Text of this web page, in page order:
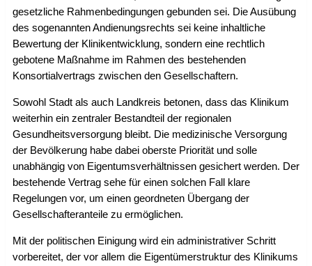
gesetzliche Rahmenbedingungen gebunden sei. Die Ausübung
des sogenannten Andienungsrechts sei keine inhaltliche
Bewertung der Klinikentwicklung, sondern eine rechtlich
gebotene Maßnahme im Rahmen des bestehenden
Konsortialvertrags zwischen den Gesellschaftern.
Sowohl Stadt als auch Landkreis betonen, dass das Klinikum
weiterhin ein zentraler Bestandteil der regionalen
Gesundheitsversorgung bleibt. Die medizinische Versorgung
der Bevölkerung habe dabei oberste Priorität und solle
unabhängig von Eigentumsverhältnissen gesichert werden. Der
bestehende Vertrag sehe für einen solchen Fall klare
Regelungen vor, um einen geordneten Übergang der
Gesellschafteranteile zu ermöglichen.
Mit der politischen Einigung wird ein administrativer Schritt
vorbereitet, der vor allem die Eigentümerstruktur des Klinikums